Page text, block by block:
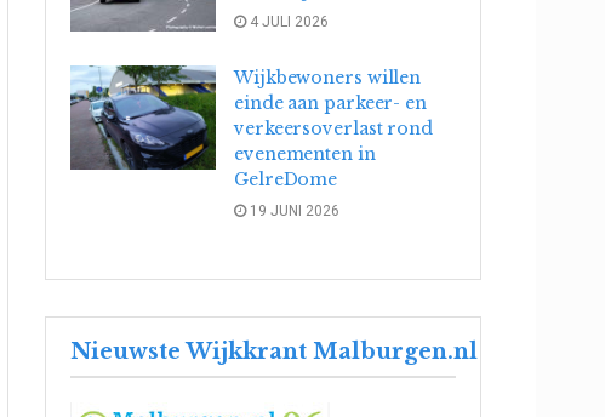
4 JULI 2026
Wijkbewoners willen
einde aan parkeer- en
verkeersoverlast rond
evenementen in
GelreDome
19 JUNI 2026
Nieuwste Wijkkrant Malburgen.nl